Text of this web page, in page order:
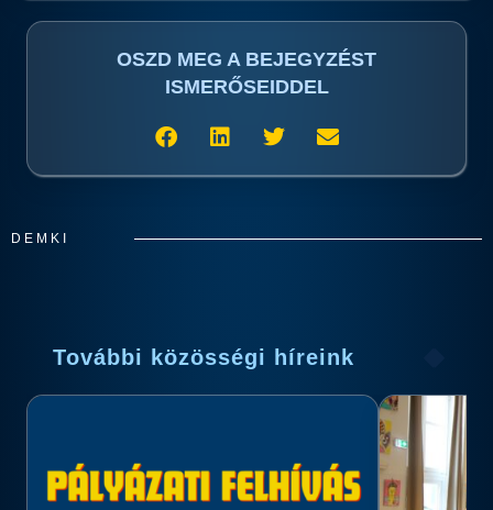
OSZD MEG A BEJEGYZÉST
ISMERŐSEIDDEL
DEMKI
További közösségi híreink